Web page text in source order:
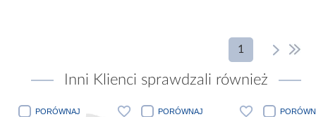
1
Inni Klienci sprawdzali również
PORÓWNAJ PORÓWNAJ